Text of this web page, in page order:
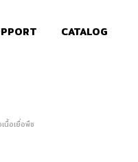
CATALOG
นื้อเยื่อพืช